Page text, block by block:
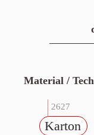
Material /
2627
Karton